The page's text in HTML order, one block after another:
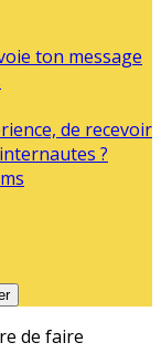
ton message
de recevoir
?
de faire